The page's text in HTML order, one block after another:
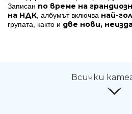
Записан по време на
на НДК , албумът включва най-
групата, както и две нови,
Всички